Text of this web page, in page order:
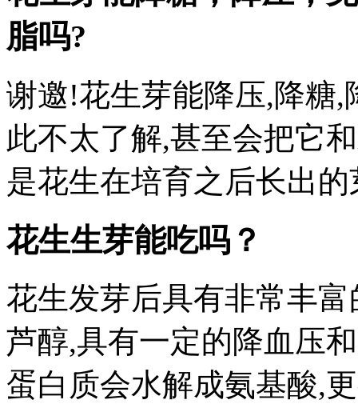
脂吗?
谢邀!花生芽能降压,降糖
此不太了解,甚至会把它
是花生在培育之后长出
花生生芽能吃吗？
花生发芽后具有非常丰
芦醇,具有一定的降血压
蛋白质会水解成氨基酸,